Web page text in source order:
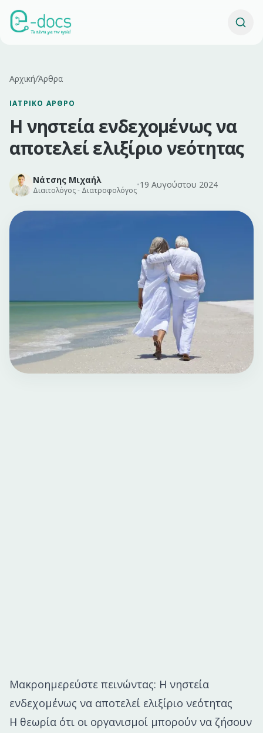
Αρχική/Άρθρα
ΙΑΤΡΙΚΌ ΆΡΘΡΟ
Η νηστεία ενδεχομένως να
αποτελεί ελιξίριο νεότητας
Νάτσης Μιχαήλ
Διαιτολόγος - Διατροφολόγος
•19 Αυγούστου 2024
Μακροημερεύστε πεινώντας: Η νηστεία
ενδεχομένως να αποτελεί ελιξίριο νεότητας
Η θεωρία ότι οι οργανισμοί μπορούν να ζήσουν